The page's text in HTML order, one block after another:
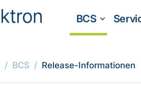
BCS
BCS Release-Informationen